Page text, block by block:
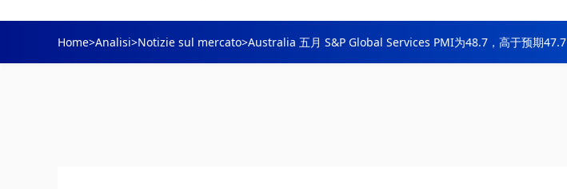
Home>Analisi>Notizie sul mercato>Australia 五月 S&P Global Services PMI为48.7，高于预期47.7